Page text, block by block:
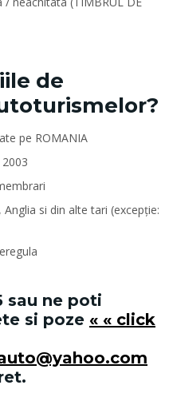
de
pe ROMANIA
si din alte tari (excepție:
sau ne poti
si poze « « click